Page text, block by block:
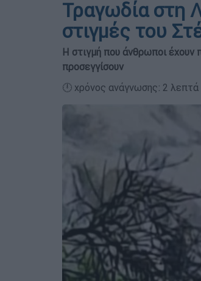
Τραγωδία στη
στιγμές του
Η στιγμή που άνθρωποι έχουν
προσεγγίσουν
🕛 χρόνος ανάγνωσης: 2